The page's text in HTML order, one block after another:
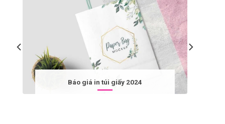
Báo giá in túi giấy 2024